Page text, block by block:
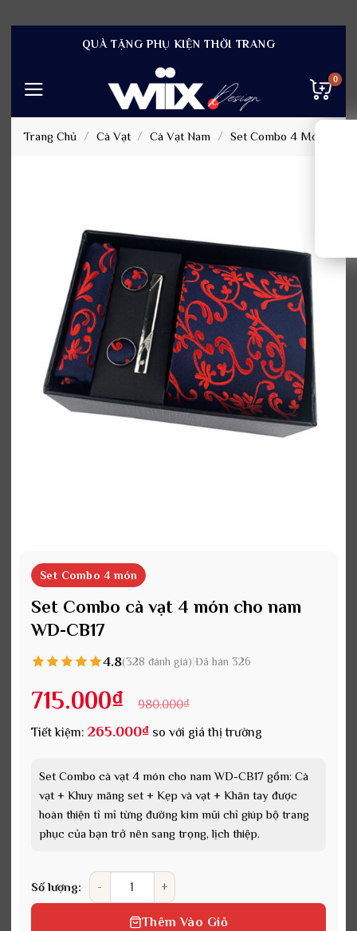
dung
QUÀ TẶNG PHỤ KIỆN THỜI TRANG
Trang Chủ / Cà Vạt / Cà Vạt Nam / Set Combo 4 Món
Set Combo 4 món
Set Combo cà vạt 4 món cho nam
WD-CB17
4.8(328 đánh giá)|Đã bán 326
715.000₫ 980.000₫
Tiết kiệm: 265.000₫so với giá thị trường
Set Combo cà vạt 4 món cho nam WD-CB17 gồm: Cà
vạt + Khuy măng set + Kẹp và vạt + Khăn tay được
hoàn thiện tỉ mỉ từng đường kim mũi chỉ giúp bộ trang
phục của bạn trở nên sang trọng, lịch thiệp.
Số lượng:
Set Combo cà vạt 4 món cho nam WD-CB17 số
Thêm Vào Giỏ